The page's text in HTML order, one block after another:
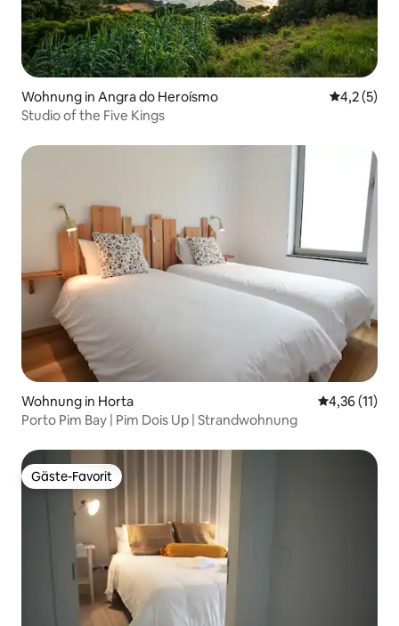
Wohnung in Angra do Heroísmo
4,2 (5)
Studio of the Five Kings
Wohnung in Horta
4,36 (11)
Porto Pim Bay | Pim Dois Up | Strandwohnung
Gäste-Favorit
Gäste-Favorit